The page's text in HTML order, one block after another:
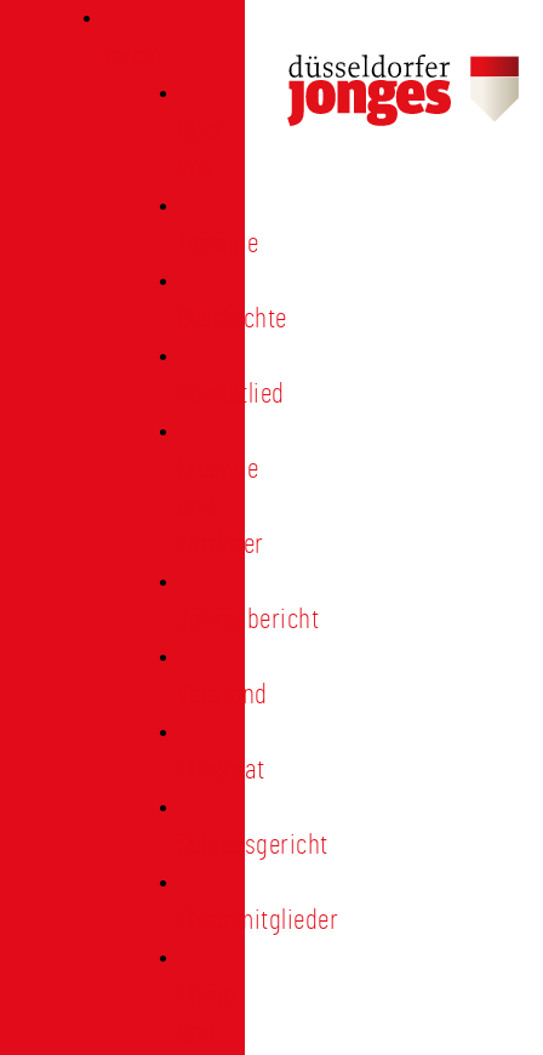
Termine
Geschichte
Heimatlied
Freunde
Förderer
Jahresbericht
Vorstand
Ehrenrat
Schiedsgericht
Ehrenmitglieder